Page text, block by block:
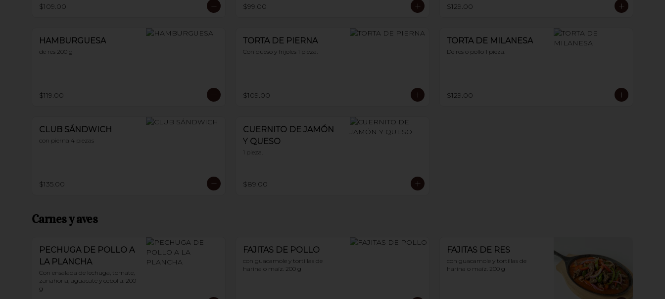
$109.00 $99.00 $129.00
HAMBURGUESA
de res 200 g
$119.00
TORTA DE PIERNA
Con queso y frijoles 1 pieza.
$109.00
TORTA DE MILANESA
De res o pollo 1 pieza.
$129.00
CLUB SÁNDWICH
con pierna 4 piezas
$135.00
CUERNITO DE JAMÓN
Y QUESO
1 pieza.
$89.00
Carnes y aves
PECHUGA DE POLLO A
LA PLANCHA
Con ensalada de lechuga, tomate,
zanahoria, aguacate y cebolla. 200
g
FAJITAS DE POLLO
con guacamole y tortillas de
harina o maíz. 200 g
FAJITAS DE RES
con guacamole y tortillas de
harina o maíz. 200 g